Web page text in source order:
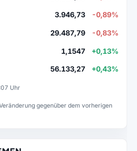
3.946,73 -0,89%
29.487,79 -0,83%
1,1547 +0,13%
56.133,27 +0,43%
Uhr
gegenüber dem vorherigen